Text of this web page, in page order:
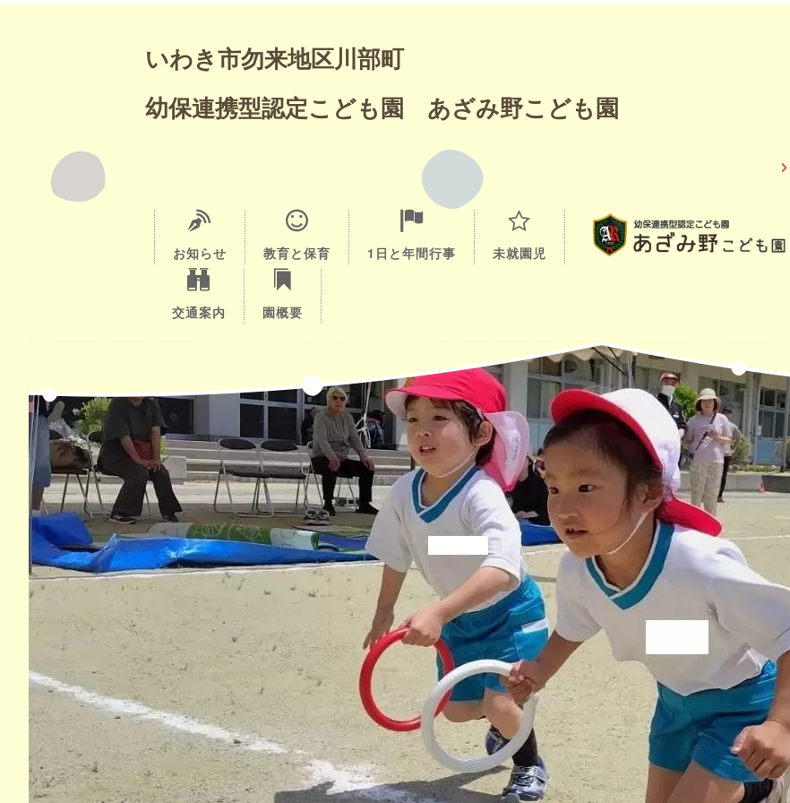
いわき市勿来地区川部町
幼保連携型認定こども園 あざみ野こども園
お知らせ 教育と保育 1日と年間行事 未就園児
交通案内 園概要